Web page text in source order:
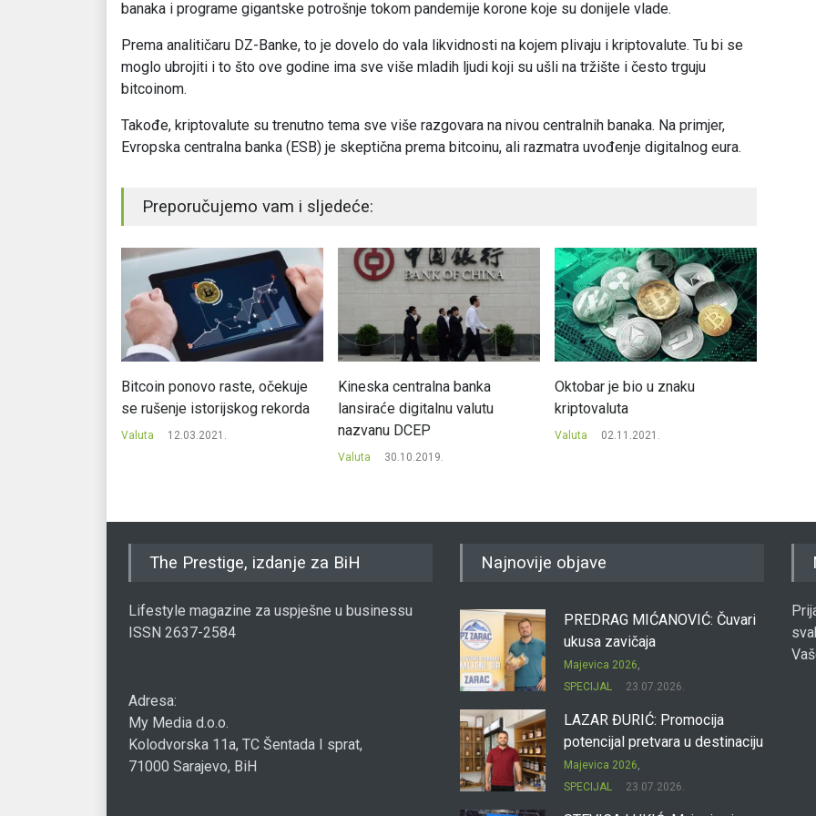
banaka i programe gigantske potrošnje tokom pandemije korone koje su donijele vlade.
Prema analitičaru DZ-Banke, to je dovelo do vala likvidnosti na kojem plivaju i kriptovalute. Tu bi se
moglo ubrojiti i to što ove godine ima sve više mladih ljudi koji su ušli na tržište i često trguju
bitcoinom.
Takođe, kriptovalute su trenutno tema sve više razgovara na nivou centralnih banaka. Na primjer,
Evropska centralna banka (ESB) je skeptična prema bitcoinu, ali razmatra uvođenje digitalnog eura.
Preporučujemo vam i sljedeće:
Bitcoin ponovo raste, očekuje
se rušenje istorijskog rekorda
Valuta 12.03.2021.
Kineska centralna banka
lansiraće digitalnu valutu
nazvanu DCEP
Valuta 30.10.2019.
Oktobar je bio u znaku
kriptovaluta
Valuta 02.11.2021.
The Prestige, izdanje za BiH
Lifestyle magazine za uspješne u businessu
ISSN 2637-2584
Adresa:
My Media d.o.o.
Kolodvorska 11a, TC Šentada I sprat,
71000 Sarajevo, BiH
Najnovije objave
PREDRAG MIĆANOVIĆ: Čuvari
ukusa zavičaja
Majevica 2026
SPECIJAL
23.07.2026.
LAZAR ĐURIĆ: Promocija
potencijal pretvara u destinaciju
Majevica 2026
SPECIJAL
23.07.2026.